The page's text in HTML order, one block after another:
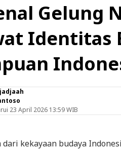
Gelung
Identitas
23 April 2026 13:59 WIB
dari kekayaan budaya